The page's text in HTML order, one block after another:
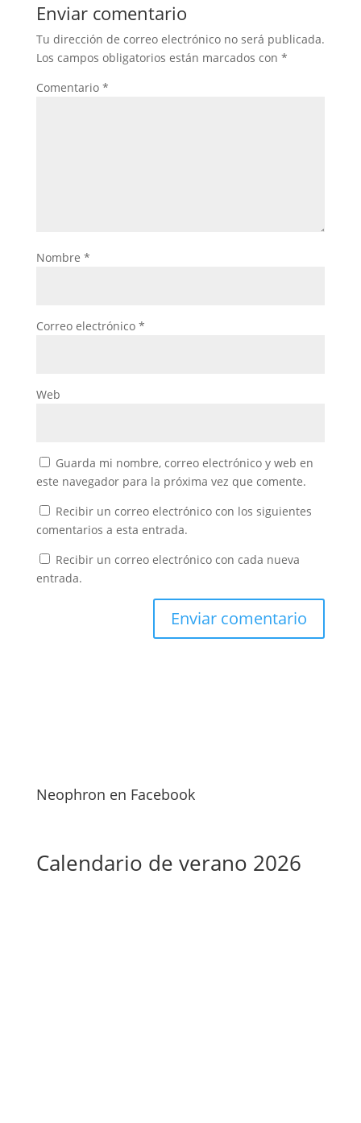
Enviar comentario
Tu dirección de correo electrónico no será publicada.
Los campos obligatorios están marcados con *
Comentario *
Nombre *
Correo electrónico *
Web
Guarda mi nombre, correo electrónico y web en
este navegador para la próxima vez que comente.
Recibir un correo electrónico con los siguientes
comentarios a esta entrada.
Recibir un correo electrónico con cada nueva
entrada.
Neophron en Facebook
Calendario de verano 2026